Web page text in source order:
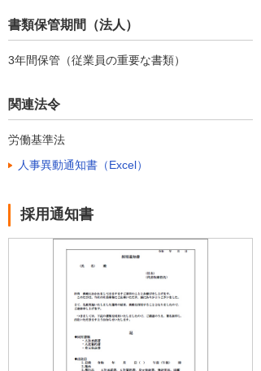
書類保管期間（法人）
3年間保管（従業員の重要な書類）
関連法令
労働基準法
人事異動通知書（Excel）
採用通知書